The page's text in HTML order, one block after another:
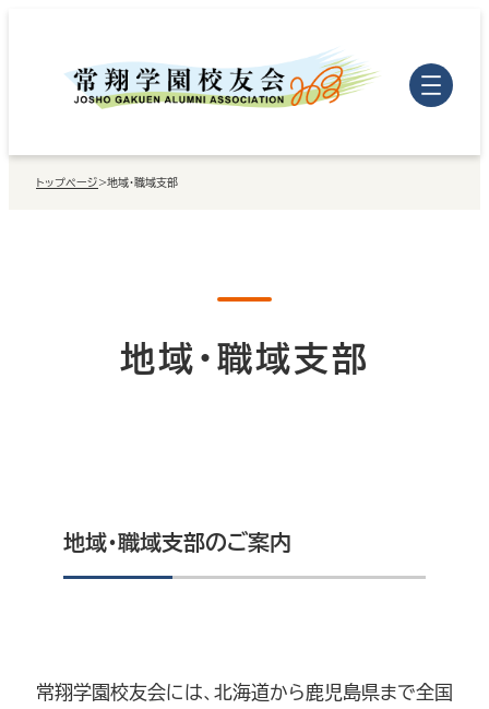
トップページ >地域・職域支部
地域・職域支部
地域・職域支部のご案内
常翔学園校友会には、北海道から鹿児島県まで全国